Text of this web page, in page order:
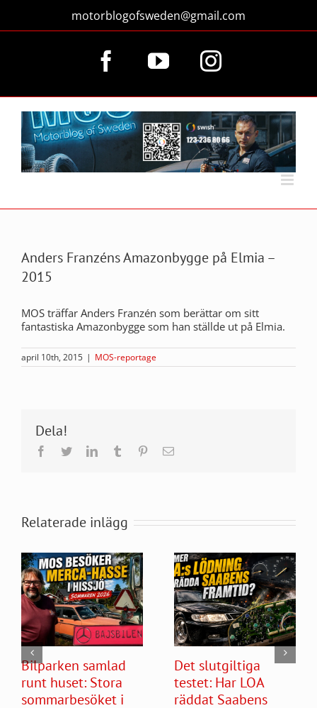
innehållet
motorblogofsweden@gmail.com
FacebookYouTubeInstagram
Anders Franzéns Amazonbygge på Elmia –
2015
MOS träffar Anders Franzén som berättar om sitt
fantastiska Amazonbygge som han ställde ut på Elmia.
april 10th, 2015 | MOS-reportage
Dela!
Facebook
TwitterLinkedInTumblr Pinterest
E-
Relaterade inlägg
Bilparken samlad
runt huset: Stora
sommarbesöket i
Det slutgiltiga
testet: Har LOA
räddat Saabens